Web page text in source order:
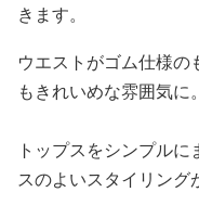
きます。
ウエストがゴム仕様
もきれいめな雰囲気に。
トップスをシンプル
スのよいスタイリング